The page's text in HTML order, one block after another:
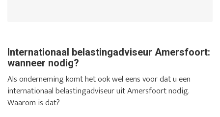
Internationaal belastingadviseur Amersfoort:
wanneer nodig?
Als onderneming komt het ook wel eens voor dat u een
internationaal belastingadviseur uit Amersfoort nodig.
Waarom is dat?